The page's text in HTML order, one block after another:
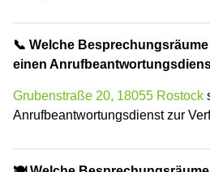
📞 Welche
einen
Grubenstraße 20, 18055 Rostock
Anrufbeantwortungsdienst zur